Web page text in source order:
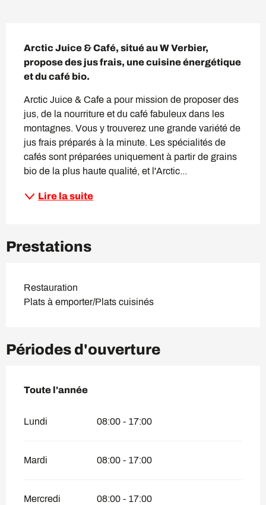
Arctic Juice & Café, situé au W Verbier,
propose des jus frais, une cuisine énergétique
et du café bio.
Arctic Juice & Cafe a pour mission de proposer des
jus, de la nourriture et du café fabuleux dans les
montagnes. Vous y trouverez une grande variété de
jus frais préparés à la minute. Les spécialités de
cafés sont préparées uniquement à partir de grains
bio de la plus haute qualité, et l'Arctic...
Lire la suite
Prestations
Restauration
Plats à emporter/Plats cuisinés
Périodes d'ouverture
Toute l'année
Toute l'année
Lundi 08:00 - 17:00
Mardi 08:00 - 17:00
Mercredi 08:00 - 17:00